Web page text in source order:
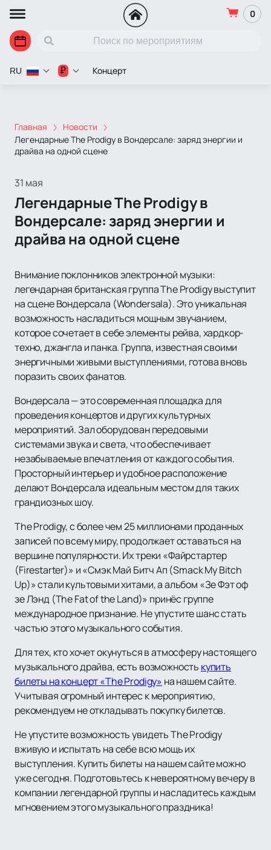
0
Концерт
RU ₽
Главная
Новости
Легендарные The Prodigy в Вондерсале: заряд энергии и
драйва на одной сцене
31 мая
Легендарные The Prodigy в
Вондерсале: заряд энергии и
драйва на одной сцене
Внимание поклонников электронной музыки:
легендарная британская группа The Prodigy выступит
на сцене Вондерсала (Wondersala). Это уникальная
возможность насладиться мощным звучанием,
которое сочетает в себе элементы рейва, хардкор-
техно, джангла и панка. Группа, известная своими
энергичными живыми выступлениями, готова вновь
поразить своих фанатов.
Вондерсала — это современная площадка для
проведения концертов и других культурных
мероприятий. Зал оборудован передовыми
системами звука и света, что обеспечивает
незабываемые впечатления от каждого события.
Просторный интерьер и удобное расположение
делают Вондерсала идеальным местом для таких
грандиозных шоу.
The Prodigy, с более чем 25 миллионами проданных
записей по всему миру, продолжает оставаться на
вершине популярности. Их треки «Файрстартер
(Firestarter)» и «Смэк Май Битч Ап (Smack My Bitch
Up)» стали культовыми хитами, а альбом «Зе Фэт оф
зе Лэнд (The Fat of the Land)» принёс группе
международное признание. Не упустите шанс стать
частью этого музыкального события.
Для тех, кто хочет окунуться в атмосферу настоящего
музыкального драйва, есть возможность купить
билеты на концерт «The Prodigy» на нашем сайте.
Учитывая огромный интерес к мероприятию,
рекомендуем не откладывать покупку билетов.
Не упустите возможность увидеть The Prodigy
вживую и испытать на себе всю мощь их
выступления. Купить билеты на нашем сайте можно
уже сегодня. Подготовьтесь к невероятному вечеру в
компании легендарной группы и насладитесь каждым
мгновением этого музыкального праздника!